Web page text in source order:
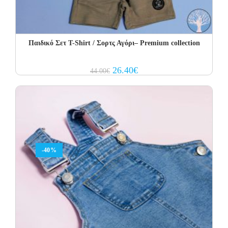
Παιδικό Σετ T-Shirt / Σορτς Αγόρι– Premium collection
44.00€ Original
price
26.40€Current
price
-40%